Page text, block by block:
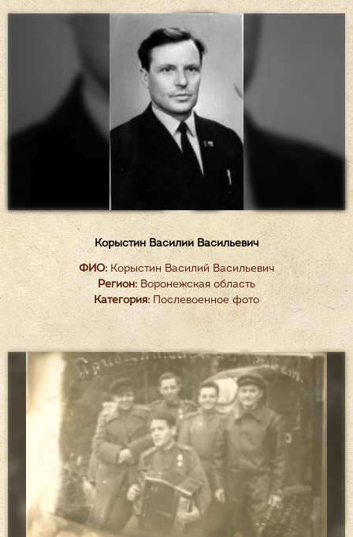
Корыстин Василий Васильевич
ФИО: Корыстин Василий Васильевич
Регион: Воронежская область
Категория:Послевоенное фото